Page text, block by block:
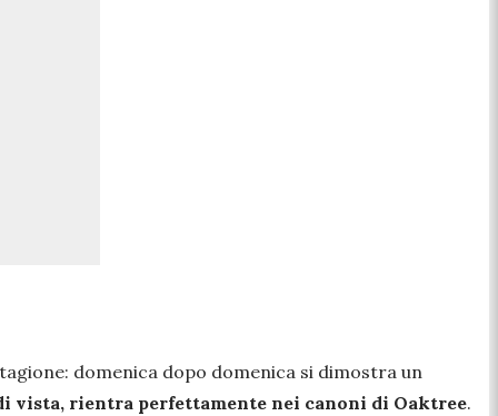
domenica dopo domenica si dimostra un
vista, rientra perfettamente nei canoni di Oaktree.